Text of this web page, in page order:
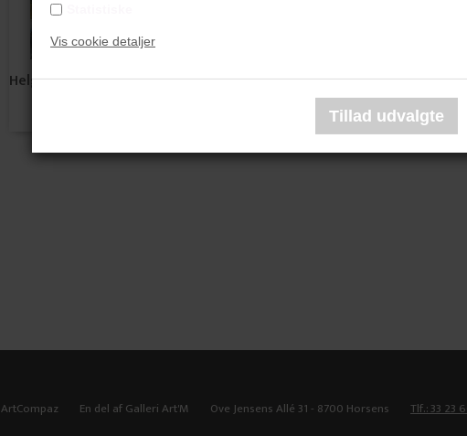
Vis cookie detaljer
Helga Kristmundsdottir Helga Kristmundsdottir
12.000,00
ArtCompaz En del af Galleri Art'M Ove Jensens Allé 31 - 8700 Horsens Tlf.: 33 23